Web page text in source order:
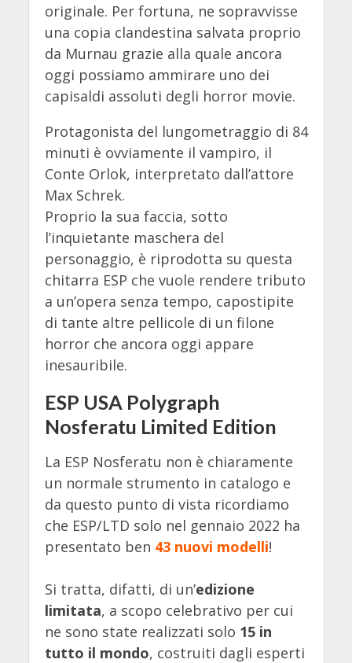
originale. Per fortuna, ne sopravvisse
una copia clandestina salvata proprio
da Murnau grazie alla quale ancora
oggi possiamo ammirare uno dei
capisaldi assoluti degli horror movie.
Protagonista del lungometraggio di 84
minuti è ovviamente il vampiro, il
Conte Orlok, interpretato dall’attore
Max Schrek.
Proprio la sua faccia, sotto
l’inquietante maschera del
personaggio, è riprodotta su questa
chitarra ESP che vuole rendere tributo
a un’opera senza tempo, capostipite
di tante altre pellicole di un filone
horror che ancora oggi appare
inesauribile.
ESP USA Polygraph
Nosferatu Limited Edition
La ESP Nosferatu non è chiaramente
un normale strumento in catalogo e
da questo punto di vista ricordiamo
che ESP/LTD solo nel gennaio 2022 ha
presentato ben 43 nuovi modelli!
Si tratta, difatti, di un’edizione
limitata, a scopo celebrativo per cui
ne sono state realizzati solo 15 in
tutto il mondo, costruiti dagli esperti